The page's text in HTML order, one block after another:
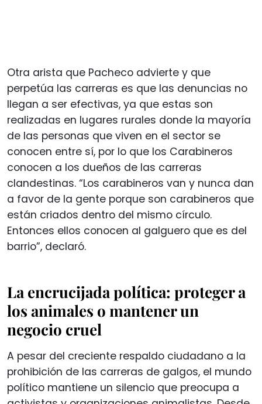
Otra arista que Pacheco advierte y que
perpetúa las carreras es que las denuncias no
llegan a ser efectivas, ya que estas son
realizadas en lugares rurales donde la mayoría
de las personas que viven en el sector se
conocen entre sí, por lo que los Carabineros
conocen a los dueños de las carreras
clandestinas. “Los carabineros van y nunca dan
a favor de la gente porque son carabineros que
están criados dentro del mismo círculo.
Entonces ellos conocen al galguero que es del
barrio”, declaró.
La encrucijada política: proteger a
los animales o mantener un
negocio cruel
A pesar del creciente respaldo ciudadano a la
prohibición de las carreras de galgos, el mundo
político mantiene un silencio que preocupa a